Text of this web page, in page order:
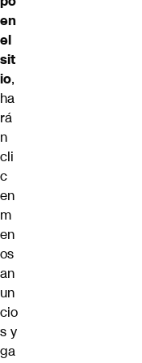
en
el
sit
io,
ha
rá
n
cli
c
en
m
en
os
an
un
cio
s y
ga